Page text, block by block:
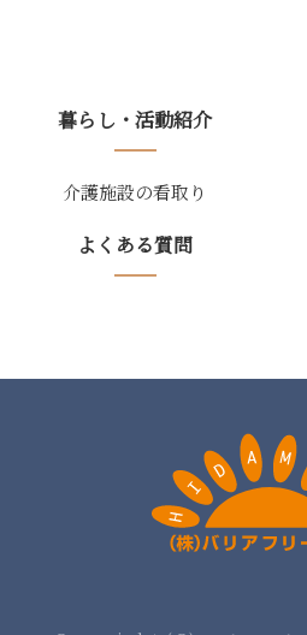
暮らし・活動紹介
介護施設の看取り
よくある質問